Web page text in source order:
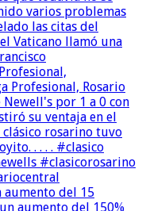
aumento del 15